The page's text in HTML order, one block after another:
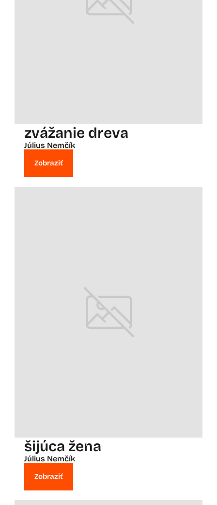
zvážanie dreva
Július Nemčík
Zobraziť
šijúca žena
Július Nemčík
Zobraziť